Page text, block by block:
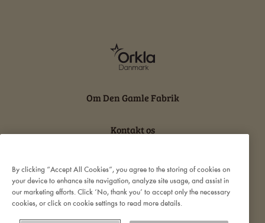
Om Den Gamle Fabrik
Kontakt os
Ansvarserklæring
By clicking “Accept All Cookies”, you agree to the storing of cookies on
your device to enhance site navigation, analyze site usage, and assist in
our marketing efforts. Click ‘No, thank you’ to accept only the necessary
cookies, or click on cookie settings to read more details.